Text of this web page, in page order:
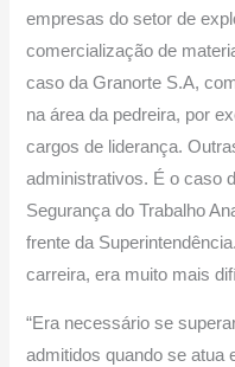
empresas do setor de
comercialização de
caso da Granorte S.A,
na área da pedreira, por
cargos de liderança.
administrativos. É o caso
Segurança do Trabalho
frente da
carreira, era muito mais
“Era necessário se
admitidos quando se atua